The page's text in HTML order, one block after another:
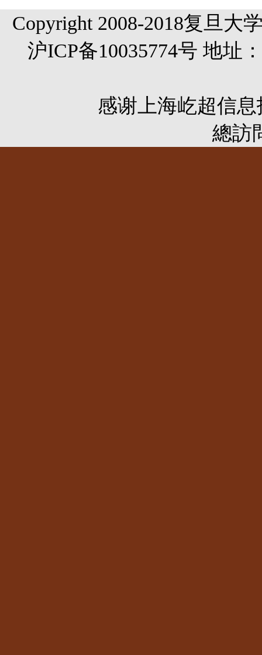
Copyright 2008-2018复旦大
沪ICP备10035774号 地址
感谢 上海屹超信
總訪